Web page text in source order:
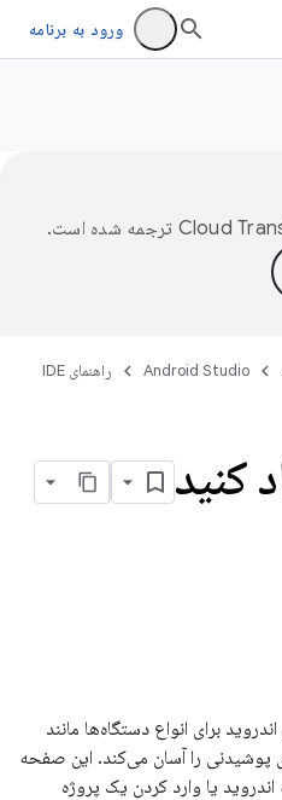
ورود به برنامه
ترجمه شده است.
Android Studio راهنمای IDE
کنید
برای انواع دستگاه‌ها مانند
پوشیدنی را آسان می‌کند. این صفحه
یا وارد کردن یک پروژه